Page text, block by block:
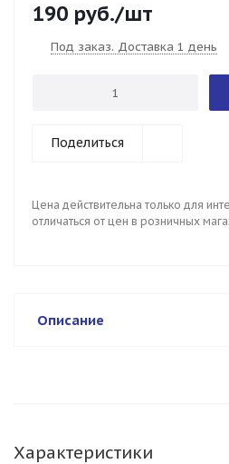
190 руб./шт
Под заказ. Доставка 1 день
Поделиться
Цена действительна только для
отличаться от цен в розничных
Описание
Характеристики